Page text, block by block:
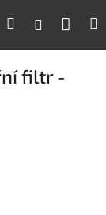
Hledat Přihlášení
filtr -